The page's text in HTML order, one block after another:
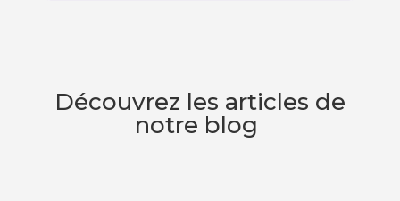
Découvrez les articles de
notre blog